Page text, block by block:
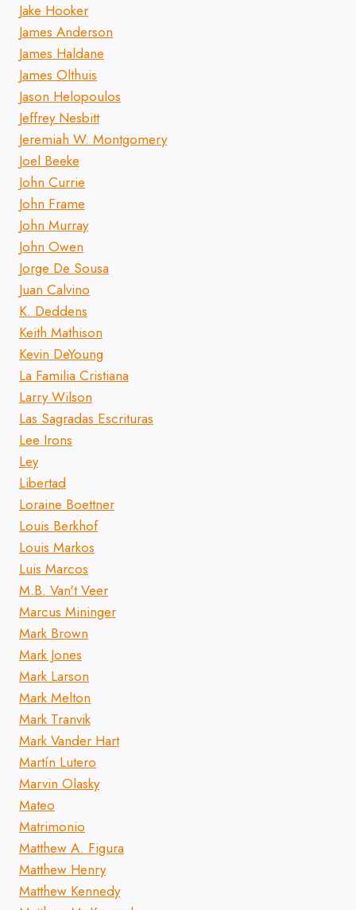
Jake Hooker
James Anderson
James Haldane
James Olthuis
Jason Helopoulos
Jeffrey Nesbitt
Jeremiah W. Montgomery
Joel Beeke
John Currie
John Frame
John Murray
John Owen
Jorge De Sousa
Juan Calvino
K. Deddens
Keith Mathison
Kevin DeYoung
La Familia Cristiana
Larry Wilson
Las Sagradas Escrituras
Lee Irons
Ley
Libertad
Loraine Boettner
Louis Berkhof
Louis Markos
Luis Marcos
M.B. Van't Veer
Marcus Mininger
Mark Brown
Mark Jones
Mark Larson
Mark Melton
Mark Tranvik
Mark Vander Hart
Martín Lutero
Marvin Olasky
Mateo
Matrimonio
Matthew A. Figura
Matthew Henry
Matthew Kennedy